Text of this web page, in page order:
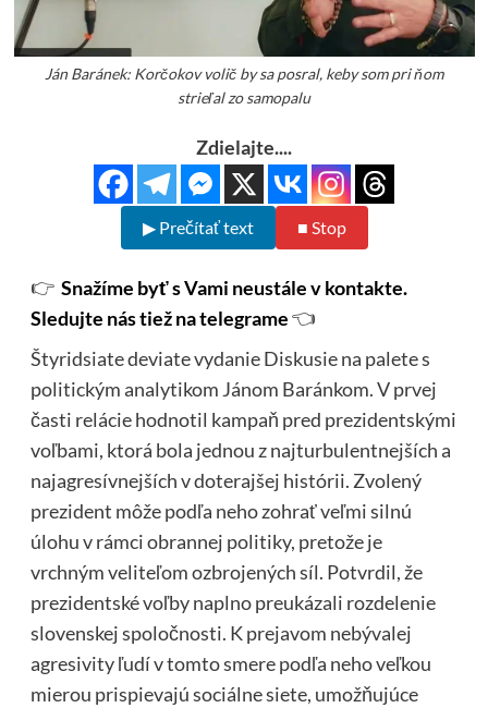
Ján Baránek: Korčokov volič by sa posral, keby som pri ňom
strieľal zo samopalu
Zdielajte....
▶ Prečítať text ■ Stop
👉 Snažíme byť s Vami neustále v kontakte.
Sledujte nás tiež na telegrame👈
Štyridsiate deviate vydanie Diskusie na palete s
politickým analytikom Jánom Baránkom. V prvej
časti relácie hodnotil kampaň pred prezidentskými
voľbami, ktorá bola jednou z najturbulentnejších a
najagresívnejších v doterajšej histórii. Zvolený
prezident môže podľa neho zohrať veľmi silnú
úlohu v rámci obrannej politiky, pretože je
vrchným veliteľom ozbrojených síl. Potvrdil, že
prezidentské voľby naplno preukázali rozdelenie
slovenskej spoločnosti. K prejavom nebývalej
agresivity ľudí v tomto smere podľa neho veľkou
mierou prispievajú sociálne siete, umožňujúce